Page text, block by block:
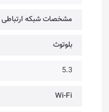
مشخصات شبکه ارتباطی
بلوتوث
5.3
Wi-Fi